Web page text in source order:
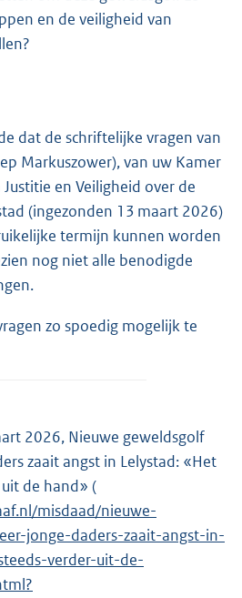
en de veiligheid van
dat de schriftelijke vragen van
Markuszower), van uw Kamer
en Veiligheid over de
(ingezonden 13 maart 2026)
termijn kunnen worden
nog niet alle benodigde
zo spoedig mogelijk te
2026, Nieuwe geweldsgolf
zaait angst in Lelystad: «Het
de hand» (
x
t
e
misdaad/nieuwe-
jonge-daders-zaait-angst-in-
verder-uit-de-